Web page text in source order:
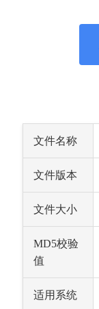
文件名称
文件版本
文件大小
MD5校验
值
适用系统